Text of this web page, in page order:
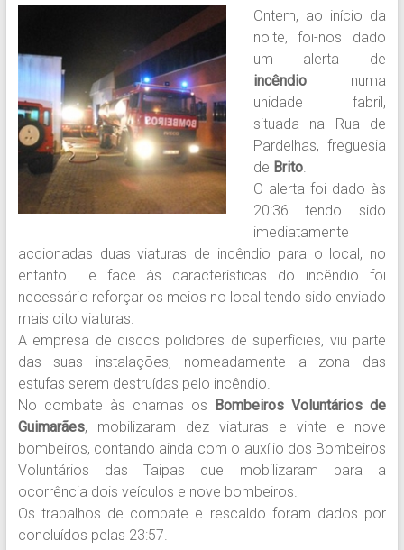
Ontem, ao início da
noite, foi-nos dado
um alerta de
incêndionuma
unidade fabril,
situada na Rua de
Pardelhas, freguesia
de Brito.
O alerta foi dado às
20:36 tendo sido
imediatamente
accionadas duas viaturas de incêndio para o local, no
entanto e face às características do incêndio foi
necessário reforçar os meios no local tendo sido enviado
mais oito viaturas.
A empresa de discos polidores de superfícies, viu parte
das suas instalações, nomeadamente a zona das
estufas serem destruídas pelo incêndio.
No combate às chamas os Bombeiros Voluntários de
Guimarães, mobilizaram dez viaturas e vinte e nove
bombeiros, contando ainda com o auxílio dos Bombeiros
Voluntários das Taipas que mobilizaram para a
ocorrência dois veículos e nove bombeiros.
Os trabalhos de combate e rescaldo foram dados por
concluídos pelas 23:57.